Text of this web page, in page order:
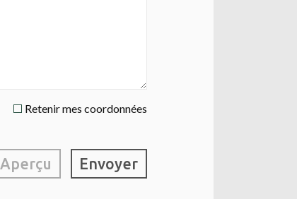
Retenir mes coordonnées